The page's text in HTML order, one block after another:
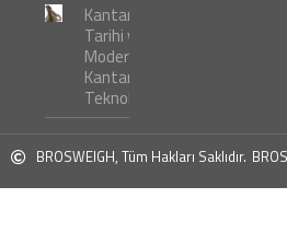
Kantar
Tarihi ve
Modern
Kantar
Teknolojileri
BROSWEIGH, Tüm Hakları Saklıdır.